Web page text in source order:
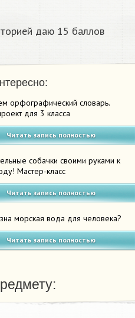
даю 15 баллов
орфографический словарь.
для 3 класса
Читать запись полностью
собачки своими руками к
Мастер-класс
Читать запись полностью
морская вода для человека?
Читать запись полностью